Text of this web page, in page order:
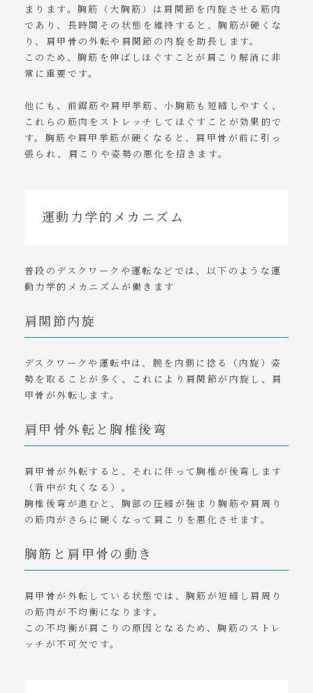
まります。胸筋（大胸筋）は肩関節を内旋させる筋肉
であり、長時間その状態を維持すると、胸筋が硬くな
り、肩甲骨の外転や肩関節の内旋を助長します。
このため、胸筋を伸ばしほぐすことが肩こり解消に非
常に重要です。
他にも、前鋸筋や肩甲挙筋、小胸筋も短縮しやすく、
これらの筋肉をストレッチしてほぐすことが効果的で
す。胸筋や肩甲挙筋が硬くなると、肩甲骨が前に引っ
張られ、肩こりや姿勢の悪化を招きます。
運動力学的メカニズム
普段のデスクワークや運転などでは、以下のような運
動力学的メカニズムが働きます
肩関節内旋
デスクワークや運転中は、腕を内側に捻る（内旋）姿
勢を取ることが多く、これにより肩関節が内旋し、肩
甲骨が外転します。
肩甲骨外転と胸椎後弯
肩甲骨が外転すると、それに伴って胸椎が後弯します
（背中が丸くなる）。
胸椎後弯が進むと、胸部の圧縮が強まり胸筋や肩周り
の筋肉がさらに硬くなって肩こりを悪化させます。
胸筋と肩甲骨の動き
肩甲骨が外転している状態では、胸筋が短縮し肩周り
の筋肉が不均衡になります。
この不均衡が肩こりの原因となるため、胸筋のストレ
ッチが不可欠です。